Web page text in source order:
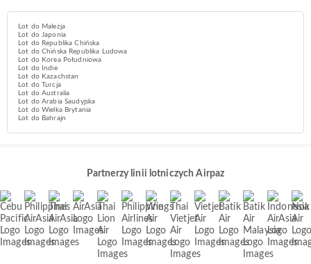
Lot do Malezja
Lot do Japonia
Lot do Republika Chińska
Lot do Chińska Republika Ludowa
Lot do Korea Południowa
Lot do Indie
Lot do Kazachstan
Lot do Turcja
Lot do Australia
Lot do Arabia Saudyjska
Lot do Wielka Brytania
Lot do Bahrajn
Partnerzy linii lotniczych Airpaz